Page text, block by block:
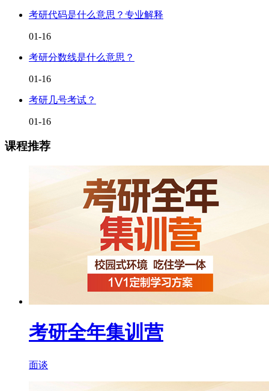
考研代码是什么意思？专业解释
01-16
考研分数线是什么意思？
01-16
考研几号考试？
01-16
课程推荐
考研全年集训营
面谈